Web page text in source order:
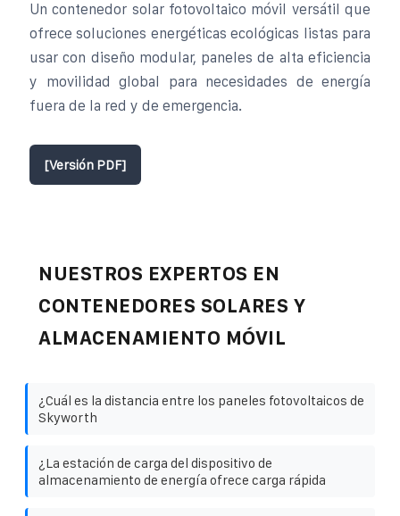
Un contenedor solar fotovoltaico móvil versátil que
ofrece soluciones energéticas ecológicas listas para
usar con diseño modular, paneles de alta eficiencia
y movilidad global para necesidades de energía
fuera de la red y de emergencia.
[Versión PDF]
NUESTROS EXPERTOS EN
CONTENEDORES SOLARES Y
ALMACENAMIENTO MÓVIL
¿Cuál es la distancia entre los paneles fotovoltaicos de
Skyworth
¿La estación de carga del dispositivo de
almacenamiento de energía ofrece carga rápida